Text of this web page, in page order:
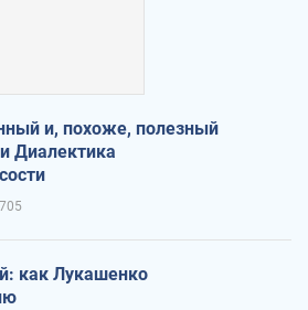
и, похоже, полезный
Диалектика
705
как Лукашенко